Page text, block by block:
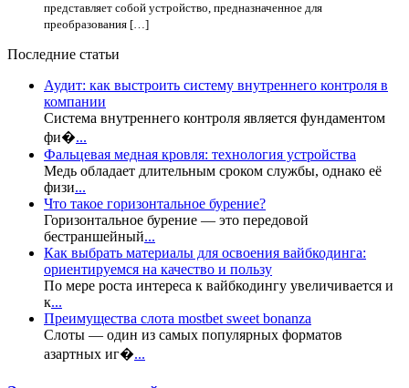
представляет собой устройство, предназначенное для
преобразования […]
Последние статьи
Аудит: как выстроить систему внутреннего контроля в
компании
Система внутреннего контроля является фундаментом
фи�...
Фальцевая медная кровля: технология устройства
Медь обладает длительным сроком службы, однако её
физи...
Что такое горизонтальное бурение?
Горизонтальное бурение — это передовой
бестраншейный...
Как выбрать материалы для освоения вайбкодинга:
ориентируемся на качество и пользу
По мере роста интереса к вайбкодингу увеличивается и
к...
Преимущества слота mostbet sweet bonanza
Слоты — один из самых популярных форматов
азартных иг�...